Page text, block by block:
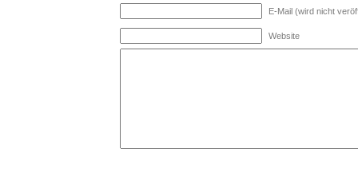
E-Mail (wird nicht
Website